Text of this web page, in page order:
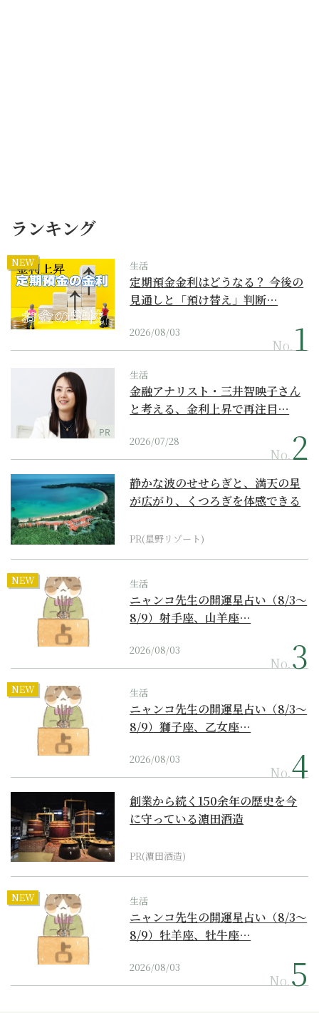
ランキング
NEW 生活
定期預金金利はどうなる？ 今後の
見通しと「預け替え」判断…
2026/08/03
No.
PR
生活
金融アナリスト・三井智映子さん
と考える、金利上昇で再注目…
2026/07/28
No.
静かな波のせせらぎと、満天の星
が広がり、くつろぎを体感できる
PR(星野リゾート)
NEW 生活
ニャンコ先生の開運星占い（8/3～
8/9）射手座、山羊座…
2026/08/03
No.
NEW 生活
ニャンコ先生の開運星占い（8/3～
8/9）獅子座、乙女座…
2026/08/03
No.
創業から続く150余年の歴史を今
に守っている濵田酒造
PR(濵田酒造)
NEW 生活
ニャンコ先生の開運星占い（8/3～
8/9）牡羊座、牡牛座…
2026/08/03
No.